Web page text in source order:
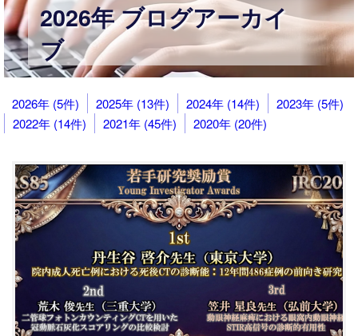
2026年 ブログアーカイ
ブ
2026年 (5件) 2025年 (13件) 2024年 (14件)
2023年 (5件)
2022年 (14件)
2021年 (45件) 2020年 (20件)